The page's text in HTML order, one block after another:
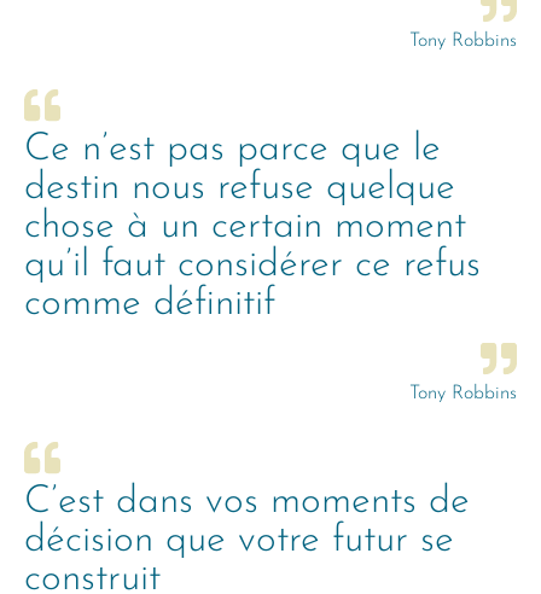
Tony Robbins
Ce n’est pas parce que le
destin nous refuse quelque
chose à un certain moment
qu’il faut considérer ce refus
comme définitif
Tony Robbins
C’est dans vos moments de
décision que votre futur se
construit